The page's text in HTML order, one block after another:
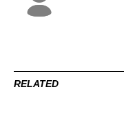
RELATED